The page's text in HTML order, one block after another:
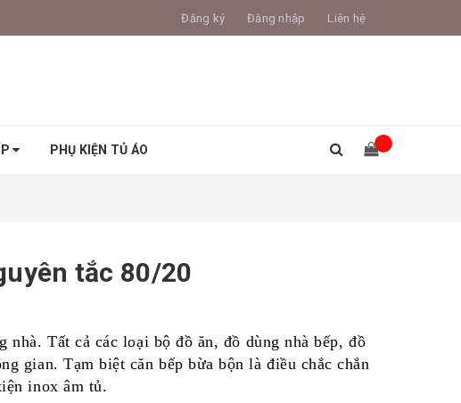
Đăng ký Đăng nhập Liên hệ
PHỤ KIỆN TỦ ÁO
tắc 80/20
Tất cả các loại bộ đồ ăn, đồ dùng nhà bếp, đồ
gian. Tạm biệt căn bếp bừa bộn là điều chắc chắn
inox âm tủ.